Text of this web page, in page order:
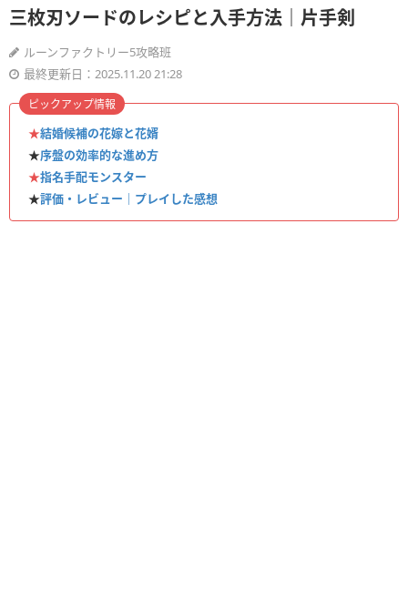
三枚刃ソードのレシピと入手方法｜片手剣
ルーンファクトリー5攻略班
最終更新日：2025.11.20 21:28
★結婚候補の花嫁と花婿
★序盤の効率的な進め方
★指名手配モンスター
★評価・レビュー｜プレイした感想
ピックアップ情報